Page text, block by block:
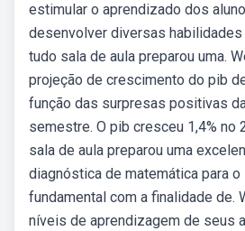
estimular o aprendizado dos
desenvolver diversas
tudo sala de aula preparou uma.
projeção de crescimento do pib
função das surpresas positivas
semestre. O pib cresceu 1,4% no
sala de aula preparou uma
diagnóstica de matemática para o
fundamental com a finalidade de.
níveis de aprendizagem de seus